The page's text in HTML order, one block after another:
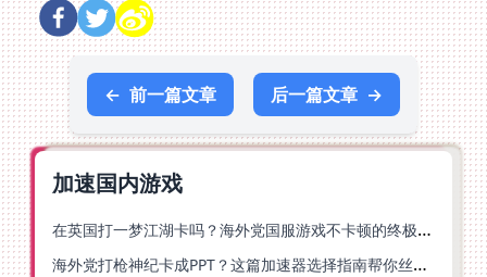
← 前一篇文章 后一篇文章 →
加速国内游戏
在英国打一梦江湖卡吗？海外党国服游戏不卡顿的终极解法
海外党打枪神纪卡成PPT？这篇加速器选择指南帮你丝滑上分